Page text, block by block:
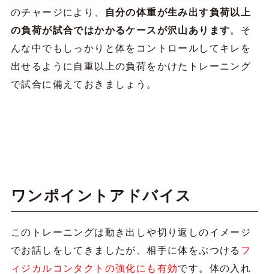
のチャージにより、
自分の体重が生み出す負荷以上
の負荷が試合ではかかるケースが沢山あります。そ
んな中でもしっかりと体をコントロールしてキレを
出せるように自重以上の負荷をかけたトレーニング
で試合に備えておきましょう。
ワンポイントアドバイス
このトレーニングは動き出しや切り返しのイメージ
でお話しをしてきましたが、相手に体をぶつける フ
ィジカルコンタクトの強化にも有効です。体の入れ